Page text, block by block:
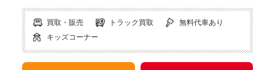
買取・販売 トラック買取
無料代車あり
キッズコーナー